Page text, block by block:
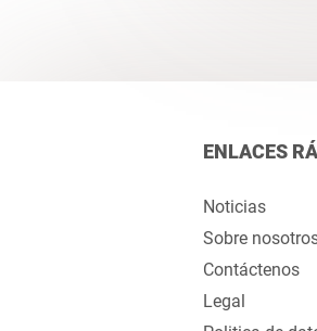
ENLACES
Noticias
Sobre
Contáctenos
Legal